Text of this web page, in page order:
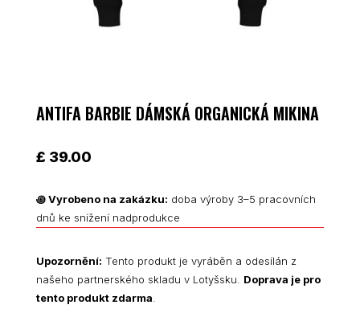
ANTIFA BARBIE DÁMSKÁ ORGANICKÁ MIKINA
£ 39.00
꩜Vyrobeno na zakázku: doba výroby 3–5 pracovních
dnů ke snížení nadprodukce
Upozornění: Tento produkt je vyráběn a odesílán z
našeho partnerského skladu v Lotyšsku. Doprava je pro
tento produkt zdarma